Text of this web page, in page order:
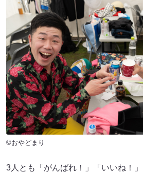
©おやどまり
3人とも「がんばれ！」「いいね！